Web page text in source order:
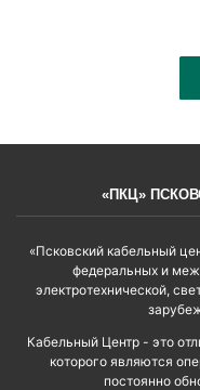
«ПКЦ»
«Псковский кабельный
федеральных и
электротехнической,
Кабельный Центр - это
которого являются
постоянно